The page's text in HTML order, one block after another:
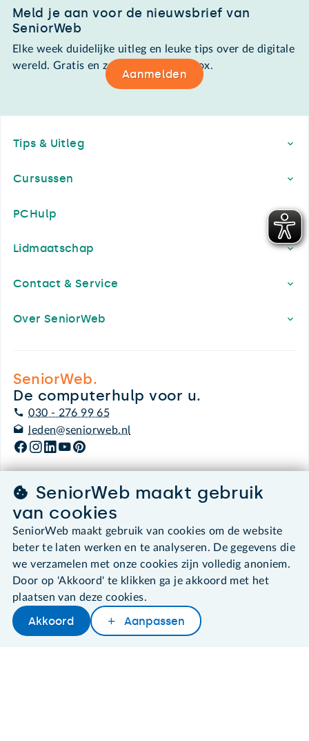
Later lezenDelenWoordenboek
Meld je aan voor de nieuwsbrief van
SeniorWeb
Elke week duidelijke uitleg en leuke tips over de digitale
wereld. Gratis en zomaar in de mailbox.
Aanmelden
Tips & Uitleg
Cursussen
PCHulp
Lidmaatschap
Contact & Service
Over SeniorWeb
SeniorWeb.
De computerhulp voor u.
030 - 276 99 65
leden@seniorweb.nl
©2026 SeniorWeb
Disclaimer
Privacybeleid
About SeniorWeb
SeniorWeb maakt gebruik
van cookies
SeniorWeb maakt gebruik van cookies om de website
beter te laten werken en te analyseren. De gegevens die
we verzamelen met onze cookies zijn volledig anoniem.
Door op 'Akkoord' te klikken ga je akkoord met het
plaatsen van deze cookies.
Akkoord Aanpassen